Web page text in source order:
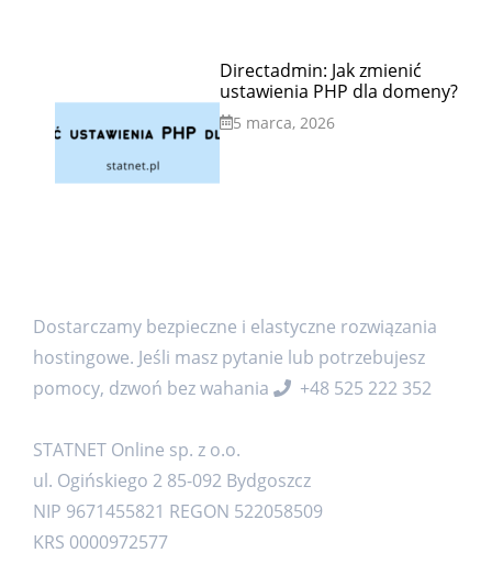
Directadmin: Jak zmienić
ustawienia PHP dla domeny?
5 marca, 2026
Dostarczamy bezpieczne i elastyczne rozwiązania
hostingowe. Jeśli masz pytanie lub potrzebujesz
pomocy, dzwoń bez wahania
+48 525 222 352
STATNET Online sp. z o.o.
ul. Ogińskiego 2 85-092 Bydgoszcz
NIP 9671455821 REGON 522058509
KRS 0000972577